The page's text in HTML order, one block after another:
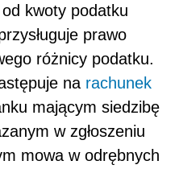
kwoty podatku
prawo
różnicy podatku.
na rachunek
mającym siedzibę
w zgłoszeniu
mowa w odrębnych